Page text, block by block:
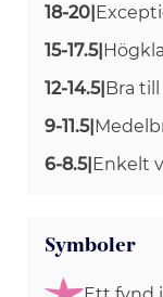
18-20
15-17.5|
12-14.5| Bra
9-11.5|
6-8.5| Enkelt
Symboler